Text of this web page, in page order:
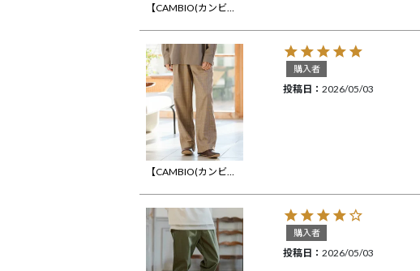
【CAMBIO(カンビオ)】Herringbone Jacquard Jodhpurs Pants ジョッパーズパンツ(S66926cmb)
【CAMBIO(カンビオ)】メランジワイドスラックスパンツ(BP-BFS0075)
購入者
投稿日 2026/05/03
購入者
投稿日 2026/05/03